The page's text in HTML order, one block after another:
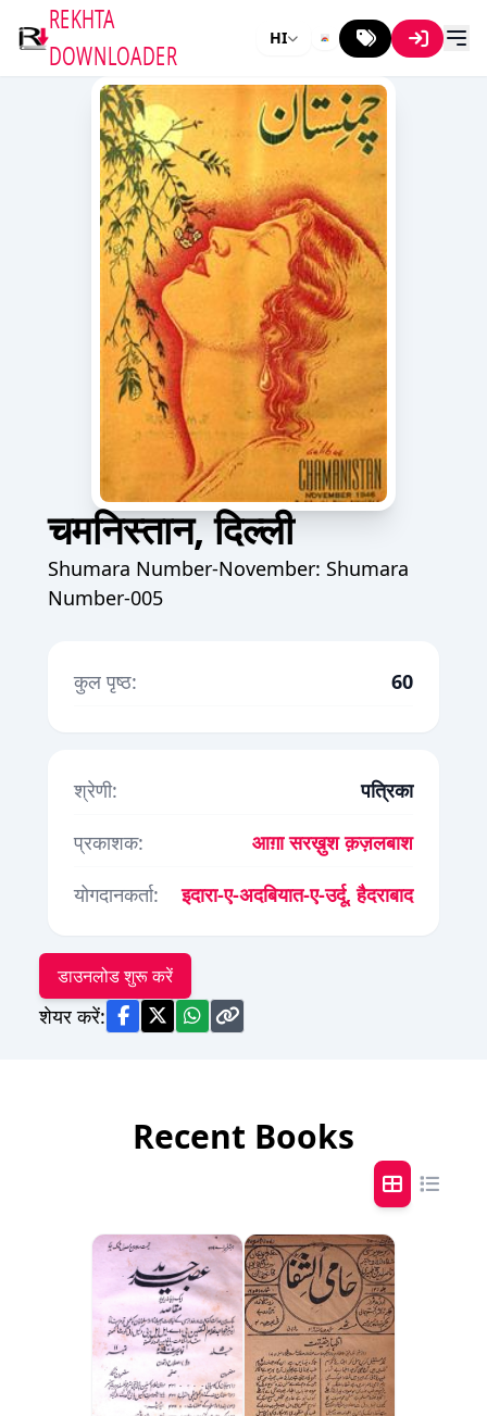
REKHTA
DOWNLOADER
HI
चमनिस्तान, दिल्ली
Shumara Number-November: Shumara
Number-005
कुल पृष्ठ: 60
श्रेणी:
पत्रिका
प्रकाशक:
आग़ा सरख़ुश क़ज़लबाश
योगदानकर्ता:
इदारा-ए-अदबियात-ए-उर्दू, हैदराबाद
डाउनलोड शुरू करें
शेयर करें:
Recent Books